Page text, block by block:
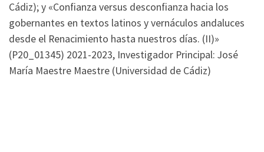
Cádiz); y «Confianza versus desconfianza hacia los
gobernantes en textos latinos y vernáculos andaluces
desde el Renacimiento hasta nuestros días. (II)»
(P20_01345) 2021-2023, Investigador Principal: José
María Maestre Maestre (Universidad de Cádiz)